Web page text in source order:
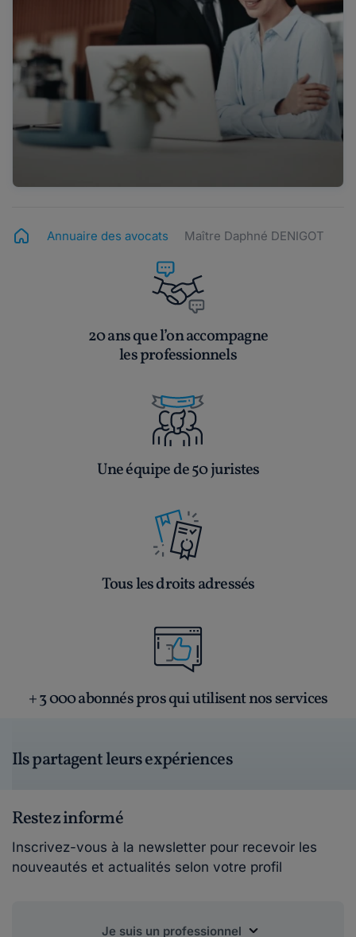
Annuaire des avocats Maître Daphné DENIGOT
20 ans que l’on accompagne
les professionnels
Une équipe de 50 juristes
Tous les droits adressés
+ 3 000 abonnés pros qui utilisent nos services
Ils partagent leurs expériences
Restez informé
Inscrivez-vous à la newsletter pour recevoir les
nouveautés et actualités selon votre profil